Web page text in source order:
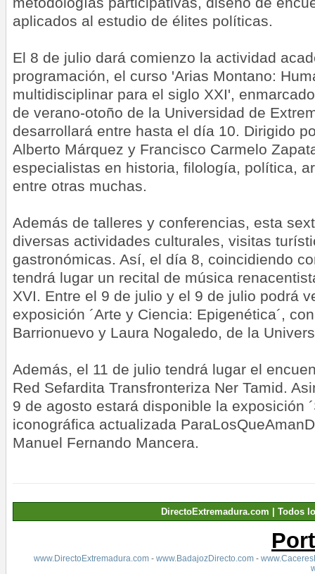
aplicados al estudio de élites políticas.
El 8 de julio dará comienzo la actividad
programación, el curso 'Arias Montano:
multidisciplinar para el siglo XXI',
de verano-otoño de la Universidad de
desarrollará entre hasta el día 10. Dirigido
Alberto Márquez y Francisco Carmelo
especialistas en historia, filología, política,
entre otras muchas.
Además de talleres y conferencias, esta
diversas actividades culturales, visitas
gastronómicas. Así, el día 8, coincidiendo
tendrá lugar un recital de música
XVI. Entre el 9 de julio y el 9 de julio podrá
exposición ´Arte y Ciencia: Epigenética´,
Barrionuevo y Laura Nogaledo, de la
Además, el 11 de julio tendrá lugar el
Red Sefardita Transfronteriza Ner Tamid.
9 de agosto estará disponible la exposición
iconográfica actualizada
Manuel Fernando Mancera.
DirectoExtremadura.com | Todos
www.DirectoExtremadura.com- www.BadajozDirecto.com-